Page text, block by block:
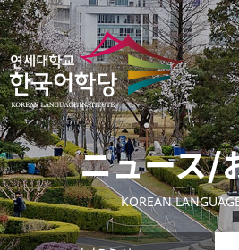
ニュース/
KOREAN